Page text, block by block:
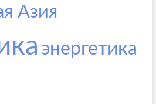
Азия
энергетика